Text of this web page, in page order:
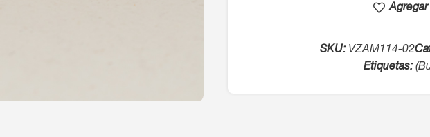
SKU: VZAM114-02
Etiquetas: